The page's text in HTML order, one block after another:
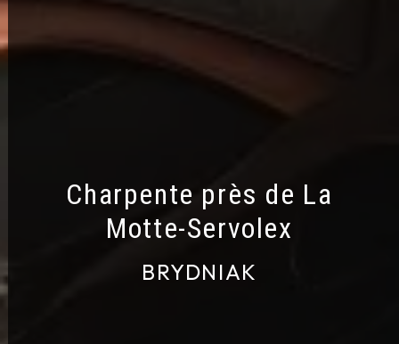
Charpente près de La
Motte‑Servolex
BRYDNIAK